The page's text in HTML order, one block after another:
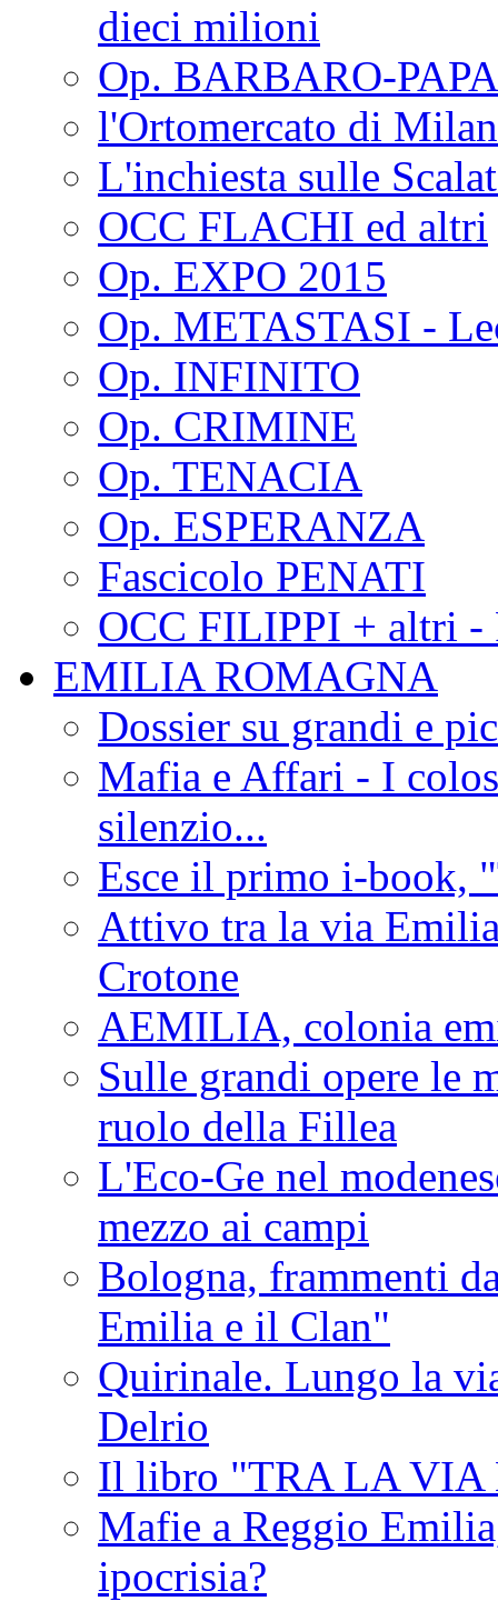
dieci milioni
Op. BARBARO-
l'Ortomercato di
L'inchiesta sulle
OCC FLACHI ed altri
Op. EXPO 2015
Op. METASTASI -
Op. INFINITO
Op. CRIMINE
Op. TENACIA
Op. ESPERANZA
Fascicolo PENATI
OCC FILIPPI + altri -
EMILIA ROMAGNA
Dossier su grandi e
Mafia e Affari - I
silenzio...
Esce il primo i-book,
Attivo tra la via
Crotone
AEMILIA, colonia
Sulle grandi opere le
ruolo della Fillea
L'Eco-Ge nel
mezzo ai campi
Bologna, frammenti
Emilia e il Clan"
Quirinale. Lungo la
Delrio
Il libro "TRA LA
Mafie a Reggio
ipocrisia?